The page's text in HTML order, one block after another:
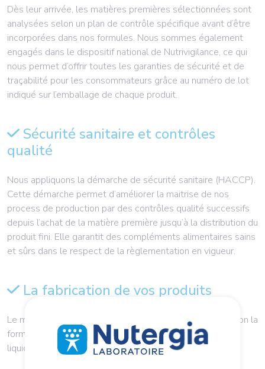
Dès leur arrivée, les matières premières sélectionnées sont
analysées selon un plan de contrôle spécifique avant d’être
incorporées dans nos formules. Nous sommes également
engagés dans le dispositif national de Nutrivigilance, ce qui
nous permet d’offrir toutes les garanties de sécurité et de
traçabilité pour les consommateurs grâce au numéro de lot
indiqué sur l’emballage de chaque produit.
Sécurité sanitaire et contrôles
qualité
Nous appliquons la démarche de sécurité sanitaire (HACCP).
Cette démarche permet d’améliorer la maitrise de nos
process de production par des contrôles qualité successifs
depuis l’achat de la matière première jusqu’à la distribution du
produit fini. Elle garantit des compléments alimentaires sains
et sûrs dans le respect de la règlementation en vigueur.
La fabrication de vos produits
Le mode de traitement des matières premières varie selon la
forme galénique du produit final : poudres, gélules ou
liquides.